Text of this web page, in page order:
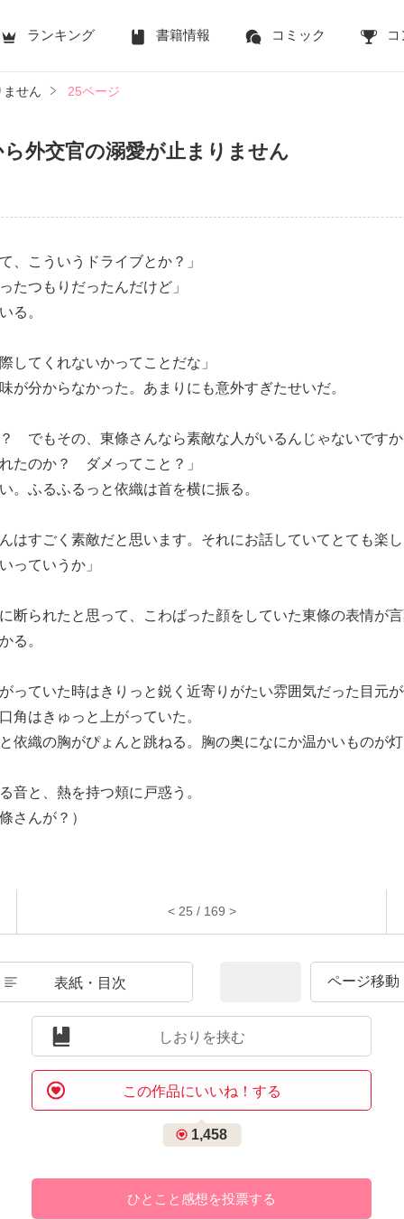
ランキング 書籍情報 コミック
せん 25ページ
外交官の溺愛が止まりません
、こういうドライブとか？」
たつもりだったんだけど」
る。
してくれないかってことだな」
が分からなかった。あまりにも意外すぎたせいだ。
？ でもその、東條さんなら素敵な人がいるんじゃないです
れたのか？ ダメってこと？」
。ふるふるっと依織は首を横に振る。
はすごく素敵だと思います。それにお話していてとても楽
っていうか」
断られたと思って、こわばった顔をしていた東條の表情が
る。
っていた時はきりっと鋭く近寄りがたい雰囲気だった目元
角はきゅっと上がっていた。
依織の胸がぴょんと跳ねる。胸の奥になにか温かいものが
音と、熱を持つ頬に戸惑う。
さんが？）
< 25 / 169 >
表紙・目次
しおりを挟む
この作品にいいね！する
1,458
ひとこと感想を投票する